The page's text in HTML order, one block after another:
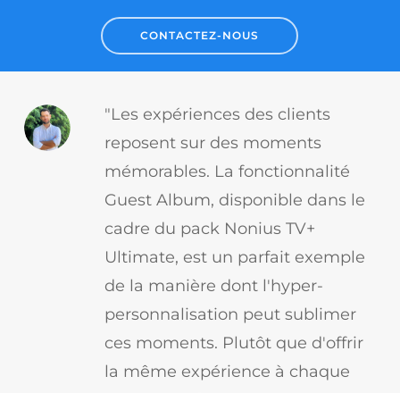
CONTACTEZ-NOUS
"Les expériences des clients
reposent sur des moments
mémorables. La fonctionnalité
Guest Album, disponible dans le
cadre du pack Nonius TV+
Ultimate, est un parfait exemple
de la manière dont l'hyper-
personnalisation peut sublimer
ces moments. Plutôt que d'offrir
la même expérience à chaque